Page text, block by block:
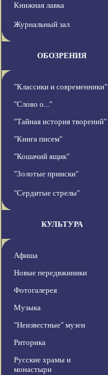
Книжная лавка
Журнальный зал
ОБОЗРЕНИЯ
"Классики и современники"
"Слово о..."
"Тайная история творений"
"Книга писем"
"Кошачий ящик"
"Золотые прииски"
"Сердитые стрелы"
КУЛЬТУРА
Афиша
Новые передвжиники
Фотогалерея
Музыка
"Неизвестные" музеи
Риторика
Русские храмы и
монастыри